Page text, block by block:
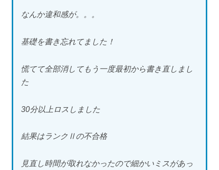
なんか違和感が。。。
基礎を書き忘れてました！
慌てて全部消してもう一度最初から書き直しまし
た
30分以上ロスしました
結果はランクⅡの不合格
見直し時間が取れなかったので細かいミスがあっ